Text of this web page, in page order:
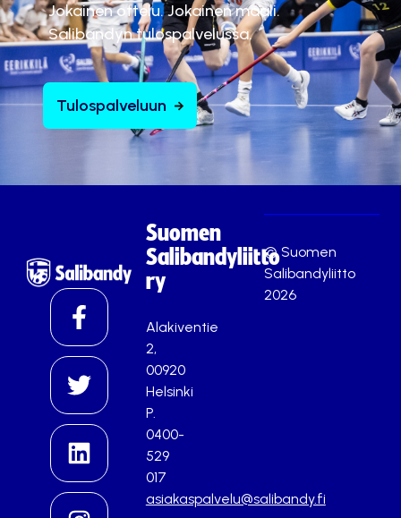
Jokainen ottelu. Jokainen maali.
Salibandyn tulospalvelussa.
Tulospalveluun
Suomen
Salibandyliitto
ry
Alakiventie
2,
00920
Helsinki
P.
0400-
529
017
asiakaspalvelu@salibandy.fi
© Suomen
Salibandyliitto
2026